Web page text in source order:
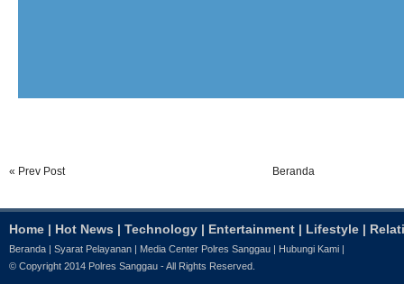
« Prev Post Beranda
Home | Hot News | Technology | Entertainment | Lifestyle |
Beranda Syarat Pelayanan Media Center Polres Sanggau Hubungi Kami
© Copyright 2014 Polres Sanggau - All Rights Reserved.